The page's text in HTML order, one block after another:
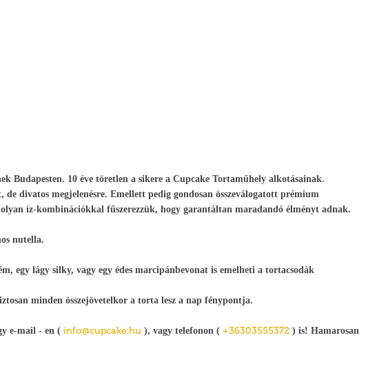
Budapesten. 10 éve töretlen a sikere a Cupcake Tortaműhely alkotásainak.
divatos megjelenésre. Emellett pedig gondosan összeválogatott prémium
íz-kombinációkkal fűszerezzük, hogy garantáltan maradandó élményt adnak.
nutella.
egy lágy silky, vagy egy édes marcipánbevonat is emelheti a tortacsodák
minden összejövetelkor a torta lesz a nap fénypontja.
e-mail - en ( info@cupcake.hu ), vagy telefonon ( +36303555372 ) is! Hamarosan